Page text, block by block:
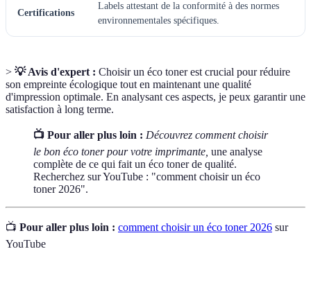
Certifications
Labels attestant de la conformité à des normes
environnementales spécifiques.
> 💡 Avis d'expert : Choisir un éco toner est crucial pour réduire
son empreinte écologique tout en maintenant une qualité
d'impression optimale. En analysant ces aspects, je peux garantir une
satisfaction à long terme.
📺 Pour aller plus loin : Découvrez comment choisir
le bon éco toner pour votre imprimante, une analyse
complète de ce qui fait un éco toner de qualité.
Recherchez sur YouTube : "comment choisir un éco
toner 2026".
📺 Pour aller plus loin : comment choisir un éco toner 2026 sur
YouTube